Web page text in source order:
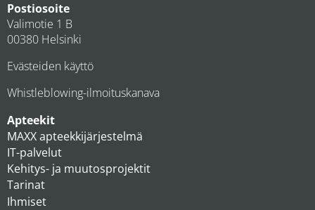
Postiosoite
Valimotie 1 B
00380 Helsinki
Evästeiden käyttö
Whistleblowing-ilmoituskanava
Apteekit
MAXX apteekkijärjestelmä
IT-palvelut
Kehitys- ja muutosprojektit
Tarinat
Ihmiset